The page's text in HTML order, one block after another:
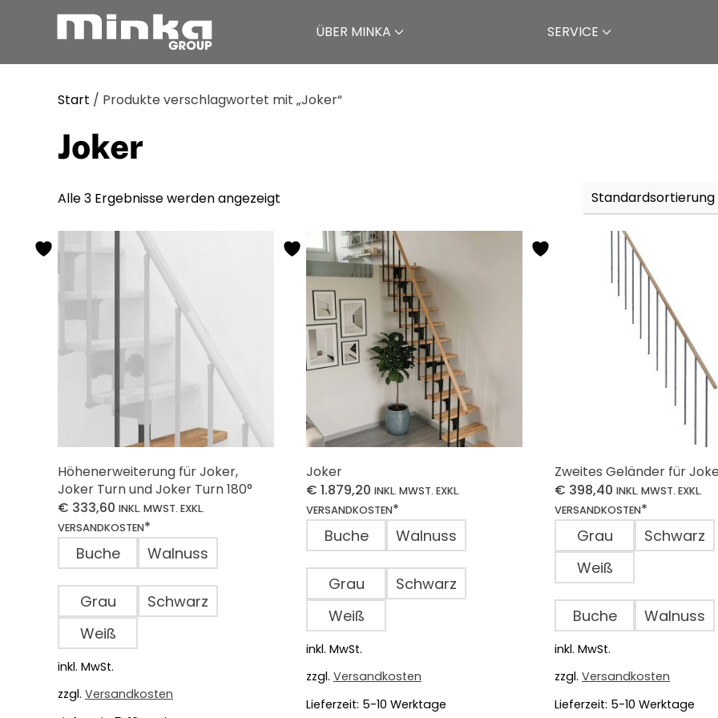
Zum Inhalt springen ÜBER MINKA SERVICE
Start / Produkte verschlagwortet mit „Joker“
Joker
Alle 3 Ergebnisse werden angezeigt
Höhenerweiterung für Joker,
Joker Turn und Joker Turn 180°
€ 333,60 INKL. MWST. EXKL.
VERSANDKOSTEN*
Buche Walnuss
Grau
Schwarz
Weiß
inkl. MwSt.
zzgl. Versandkosten
Joker
€ 1.879,20 INKL. MWST. EXKL.
VERSANDKOSTEN*
Buche Walnuss
Grau
Schwarz
Weiß
inkl. MwSt.
zzgl. Versandkosten
Lieferzeit: 5-10 Werktage
Zweites Geländer für
€ 398,40 INKL. MWST. EXKL.
VERSANDKOSTEN*
Grau
Schwarz
Weiß
Buche Walnuss
inkl. MwSt.
zzgl. Versandkosten
Lieferzeit: 5-10 Werktage